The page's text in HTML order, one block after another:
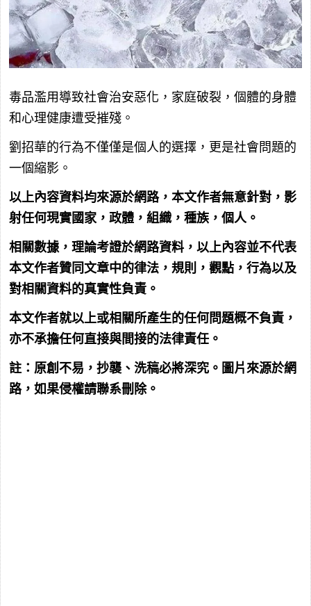
毒品濫用導致社會治安惡化，家庭破裂，個體的身體
和心理健康遭受摧殘。
劉招華的行為不僅僅是個人的選擇，更是社會問題的
一個縮影。
以上內容資料均來源於網路，本文作者無意針對，影
射任何現實國家，政體，組織，種族，個人。
相關數據，理論考證於網路資料，以上內容並不代表
本文作者贊同文章中的律法，規則，觀點，行為以及
對相關資料的真實性負責。
本文作者就以上或相關所產生的任何問題概不負責，
亦不承擔任何直接與間接的法律責任。
註：原創不易，抄襲、洗稿必將深究。圖片來源於網
路，如果侵權請聯系刪除。